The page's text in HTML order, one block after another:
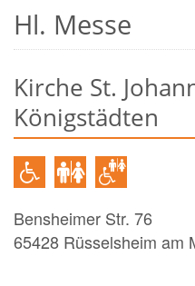
Hl. Messe
Kirche St.
Königstädten
Bensheimer Str. 76
65428 Rüsselsheim am